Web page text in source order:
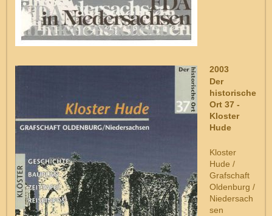
2003
Der
historische
Ort 37 -
Kloster
Hude
Kloster
Hude /
Grafschaft
Oldenburg /
Niedersach
sen